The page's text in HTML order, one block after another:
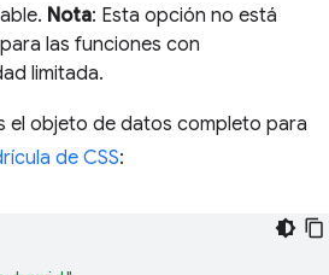
Nota: Esta opción no está
las funciones con
limitada.
el objeto de datos completo para
de CSS: